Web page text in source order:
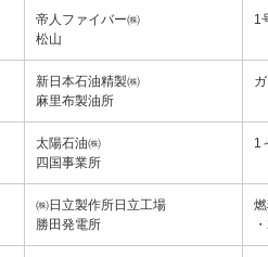
帝人ファイバー㈱
松山
1
新日本石油精製㈱
麻里布製油所
太陽石油㈱
四国事業所
1
㈱日立製作所日立工場
勝田発電所